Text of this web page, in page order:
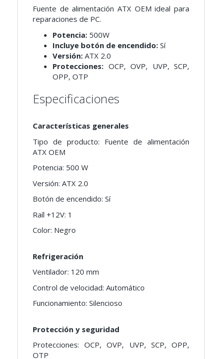
Fuente de alimentación ATX OEM ideal para
reparaciones de PC.
Potencia: 500W
Incluye botón de encendido: Sí
Versión: ATX 2.0
Protecciones: OCP, OVP, UVP, SCP,
OPP, OTP
Especificaciones
Características generales
Tipo de producto: Fuente de alimentación
ATX OEM
Potencia: 500 W
Versión: ATX 2.0
Botón de encendido: Sí
Raíl +12V: 1
Color: Negro
Refrigeración
Ventilador: 120 mm
Control de velocidad: Automático
Funcionamiento: Silencioso
Protección y seguridad
Protecciones: OCP, OVP, UVP, SCP, OPP,
OTP